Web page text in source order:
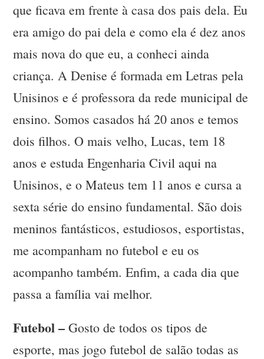
que ficava em frente à casa dos pais dela. Eu
era amigo do pai dela e como ela é dez anos
mais nova do que eu, a conheci ainda
criança. A Denise é formada em Letras pela
Unisinos e é professora da rede municipal de
ensino. Somos casados há 20 anos e temos
dois filhos. O mais velho, Lucas, tem 18
anos e estuda Engenharia Civil aqui na
Unisinos, e o Mateus tem 11 anos e cursa a
sexta série do ensino fundamental. São dois
meninos fantásticos, estudiosos, esportistas,
me acompanham no futebol e eu os
acompanho também. Enfim, a cada dia que
passa a família vai melhor.
Futebol – Gosto de todos os tipos de
esporte, mas jogo futebol de salão todas as